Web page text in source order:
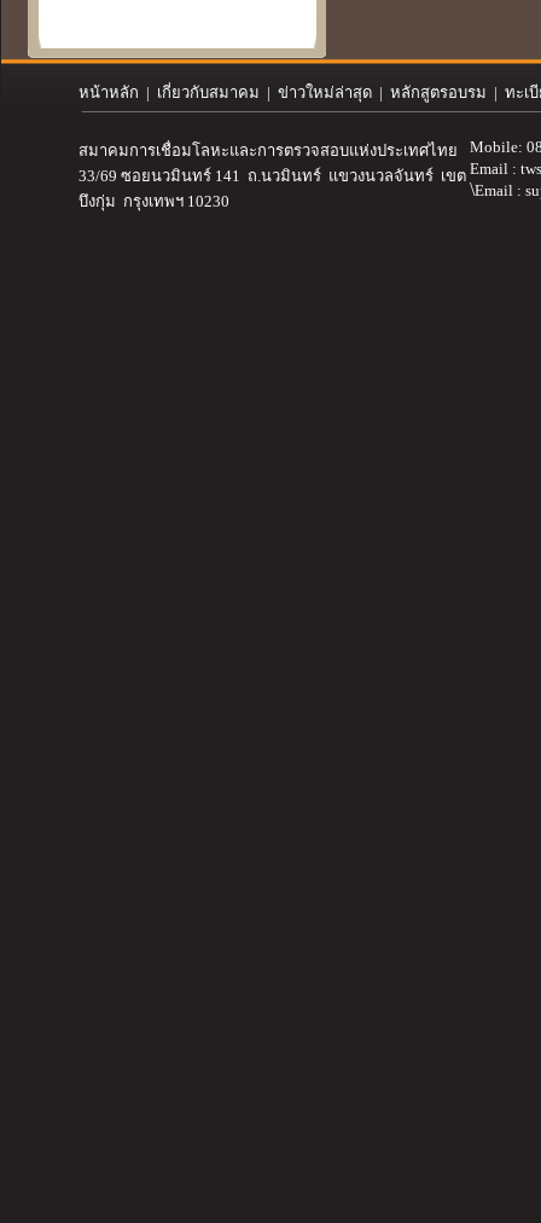
หน้าหลัก | เกี่ยวกับสมาคม | ข่าวใหม่ล่าสุด | หลักสูตรอบรม | ทะเ
สมาคมการเชื่อมโลหะและการตรวจสอบแห่งประเทศไทย
33/69 ซอยนวมินทร์ 141 ถ.นวมินทร์ แขวงนวลจันทร์ เขต
บึงกุ่ม กรุงเทพฯ 10230
Mobile:
Email :
\Email :